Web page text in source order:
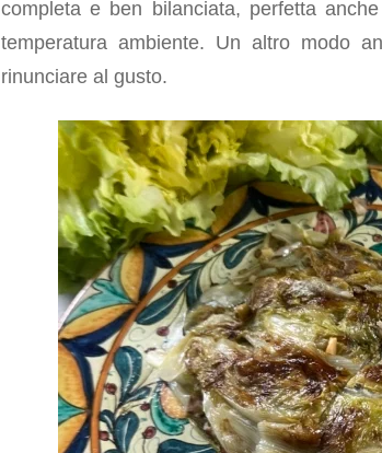
completa e ben bilanciata, perfetta
temperatura ambiente. Un altro modo
rinunciare al gusto.